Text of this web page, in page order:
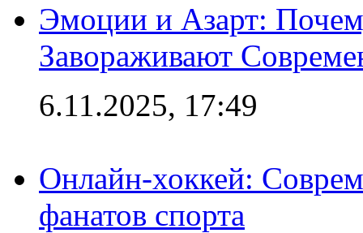
Эмоции и Азарт:
Завораживают
6.11.2025, 17:49
Онлайн-хоккей:
фанатов спорта